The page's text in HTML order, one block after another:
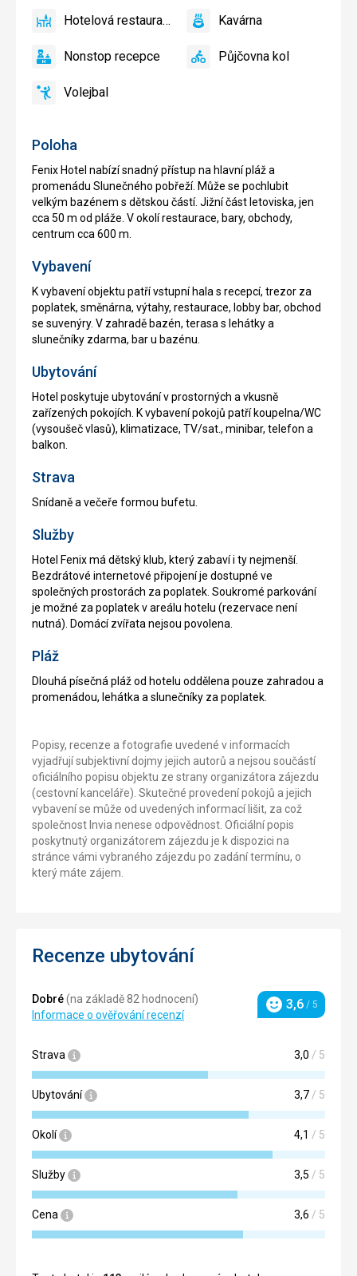
Poloha
Fenix Hotel nabízí snadný přístup na hlavní pláž a
promenádu Slunečného pobřeží. Může se pochlubit
velkým bazénem s dětskou částí. Jižní část letoviska, jen
cca 50 m od pláže. V okolí restaurace, bary, obchody,
centrum cca 600 m.
Vybavení
K vybavení objektu patří vstupní hala s recepcí, trezor za
poplatek, směnárna, výtahy, restaurace, lobby bar, obchod
se suvenýry. V zahradě bazén, terasa s lehátky a
slunečníky zdarma, bar u bazénu.
Ubytování
Hotel poskytuje ubytování v prostorných a vkusně
zařízených pokojích. K vybavení pokojů patří koupelna/WC
(vysoušeč vlasů), klimatizace, TV/sat., minibar, telefon a
balkon.
Strava
Snídaně a večeře formou bufetu.
Služby
Hotel Fenix má dětský klub, který zabaví i ty nejmenší.
Bezdrátové internetové připojení je dostupné ve
společných prostorách za poplatek. Soukromé parkování
je možné za poplatek v areálu hotelu (rezervace není
nutná). Domácí zvířata nejsou povolena.
Pláž
Dlouhá písečná pláž od hotelu oddělena pouze zahradou a
promenádou, lehátka a slunečníky za poplatek.
Popisy, recenze a fotografie uvedené v informacích
vyjadřují subjektivní dojmy jejich autorů a nejsou součástí
oficiálního popisu objektu ze strany organizátora zájezdu
(cestovní kanceláře). Skutečné provedení pokojů a jejich
vybavení se může od uvedených informací lišit, za což
společnost Invia nenese odpovědnost. Oficiální popis
poskytnutý organizátorem zájezdu je k dispozici na
stránce vámi vybraného zájezdu po zadání termínu, o
který máte zájem.
Hotelová
Hotelová restaurace
ano KavárnaKavárna
ano
NonstopNonstop recepce
ano
PůjčovnaPůjčovna kol
ano
VolejbalVolejbal
ano
Recenze ubytování
Dobré(na základě 82 hodnocení)
Informace o ověřování recenzí
Hodnocení
3,6 / 5
Strava 3,0 / 5
Ubytování 3,7 / 5
Okolí 4,1 / 5
Služby 3,5 / 5
Cena 3,6 / 5